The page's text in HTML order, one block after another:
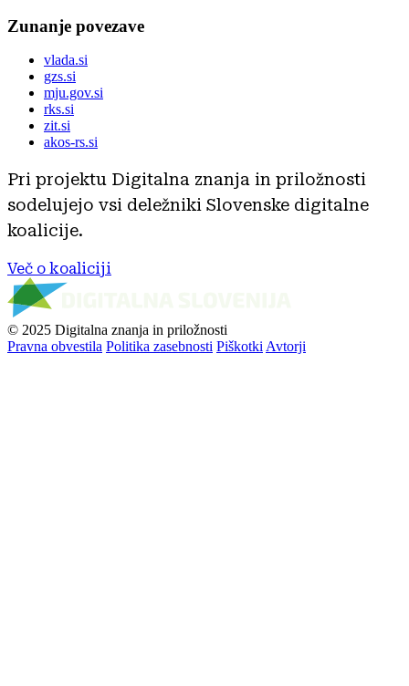
Zunanje povezave
vlada.si
gzs.si
mju.gov.si
rks.si
zit.si
akos-rs.si
Pri projektu Digitalna znanja in priložnosti
sodelujejo vsi deležniki Slovenske digitalne
koalicije.
Več o koaliciji
© 2025 Digitalna znanja in priložnosti
Pravna obvestila Politika zasebnosti Piškotki Avtorji